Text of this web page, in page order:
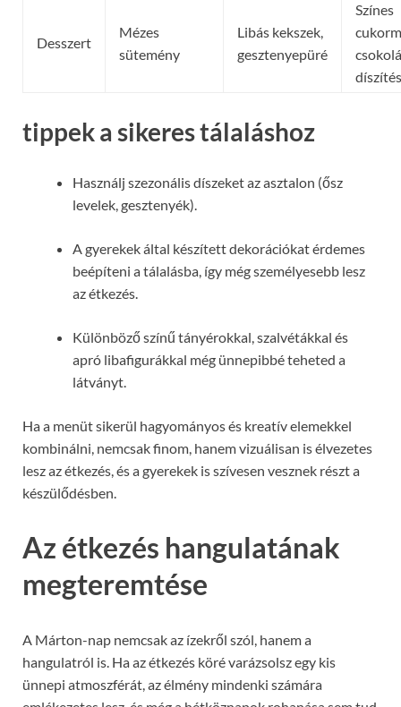
Desszert
Mézes
sütemény
Libás kekszek,
gesztenyepüré
Színes
díszítés
tippek a sikeres tálaláshoz
Használj szezonális díszeket az asztalon (ősz
levelek, gesztenyék).
A gyerekek által készített dekorációkat érdemes
beépíteni a tálalásba, így még személyesebb lesz
az étkezés.
Különböző színű tányérokkal, szalvétákkal és
apró libafigurákkal még ünnepibbé teheted a
látványt.
Ha a menüt sikerül hagyományos és kreatív elemekkel
kombinálni, nemcsak finom, hanem vizuálisan is élvezetes
lesz az étkezés, és a gyerekek is szívesen vesznek részt a
készülődésben.
Az étkezés hangulatának
megteremtése
A Márton-nap nemcsak az ízekről szól, hanem a
hangulatról is. Ha az étkezés köré varázsolsz egy kis
ünnepi atmoszférát, az élmény mindenki számára